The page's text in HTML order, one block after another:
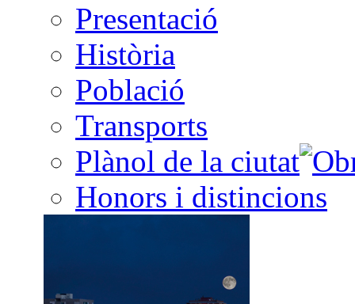
Presentació
Història
Població
Transports
Plànol de la ciutat
Honors i distincions